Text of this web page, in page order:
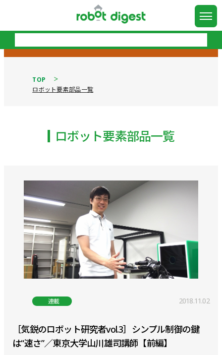
TOP
ロボット要素部品一覧
ロボット要素部品一覧
連載 2018.11.02
［気鋭のロボット研究者vol.3］シンプル制御の鍵
は“速さ”／東京大学山川雄司講師【前編】